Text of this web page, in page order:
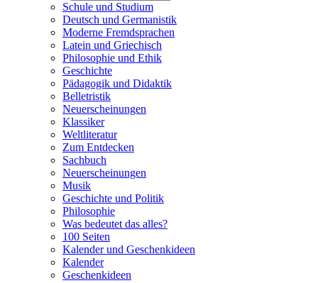
Schule und Studium
Deutsch und Germanistik
Moderne Fremdsprachen
Latein und Griechisch
Philosophie und Ethik
Geschichte
Pädagogik und Didaktik
Belletristik
Neuerscheinungen
Klassiker
Weltliteratur
Zum Entdecken
Sachbuch
Neuerscheinungen
Musik
Geschichte und Politik
Philosophie
Was bedeutet das alles?
100 Seiten
Kalender und Geschenkideen
Kalender
Geschenkideen